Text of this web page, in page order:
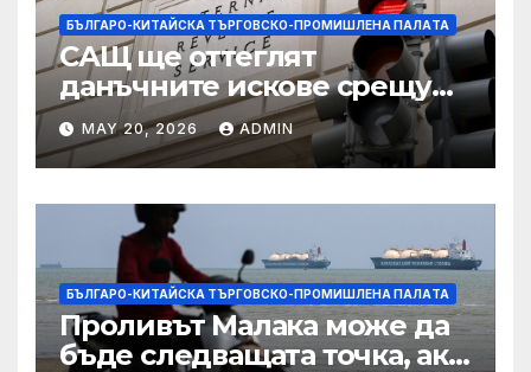
БЪЛГАРО-КИТАЙСКА ТЪРГОВСКО-ПРОМИШЛЕНА ПАЛAТА
САЩ ще оттеглят
данъчните искове срещу
Тръмп „завинаги“ в
сделката за съдебно дело с
IRS
MAY 20, 2026 ADMIN
БЪЛГАРО-КИТАЙСКА ТЪРГОВСКО-ПРОМИШЛЕНА ПАЛAТА
Проливът Малака може да
бъде следващата точка, ако